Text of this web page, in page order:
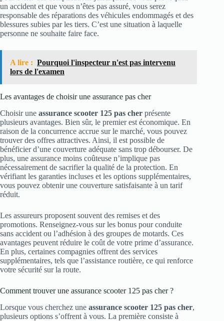
un accident et que vous n’êtes pas assuré, vous serez
responsable des réparations des véhicules endommagés et des
blessures subies par les tiers. C’est une situation à laquelle
personne ne souhaite faire face.
A lire : Pourquoi l'inspecteur n'est pas intervenu
lors de l'examen
Les avantages de choisir une assurance pas cher
Choisir une assurance scooter 125 pas cher présente
plusieurs avantages. Bien sûr, le premier est économique. En
raison de la concurrence accrue sur le marché, vous pouvez
trouver des offres attractives. Ainsi, il est possible de
bénéficier d’une couverture adéquate sans trop débourser. De
plus, une assurance moins coûteuse n’implique pas
nécessairement de sacrifier la qualité de la protection. En
vérifiant les garanties incluses et les options supplémentaires,
vous pouvez obtenir une couverture satisfaisante à un tarif
réduit.
Les assureurs proposent souvent des remises et des
promotions. Renseignez-vous sur les bonus pour conduite
sans accident ou l’adhésion à des groupes de motards. Ces
avantages peuvent réduire le coût de votre prime d’assurance.
En plus, certaines compagnies offrent des services
supplémentaires, tels que l’assistance routière, ce qui renforce
votre sécurité sur la route.
Comment trouver une assurance scooter 125 pas cher ?
Lorsque vous cherchez une assurance scooter 125 pas cher,
plusieurs options s’offrent à vous. La première consiste à